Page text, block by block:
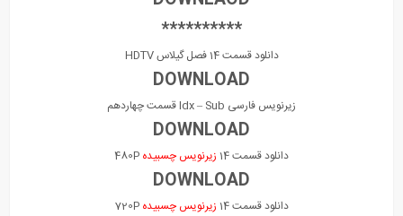
**********
دانلود قسمت 14 فصل گیلاس HDTV
DOWNLOAD
زیرنویس فارسی Idx – Sub قسمت چهاردهم
DOWNLOAD
دانلود قسمت 14 زیرنویس چسبیده
DOWNLOAD
دانلود قسمت 14 زیرنویس چسبیده 720P